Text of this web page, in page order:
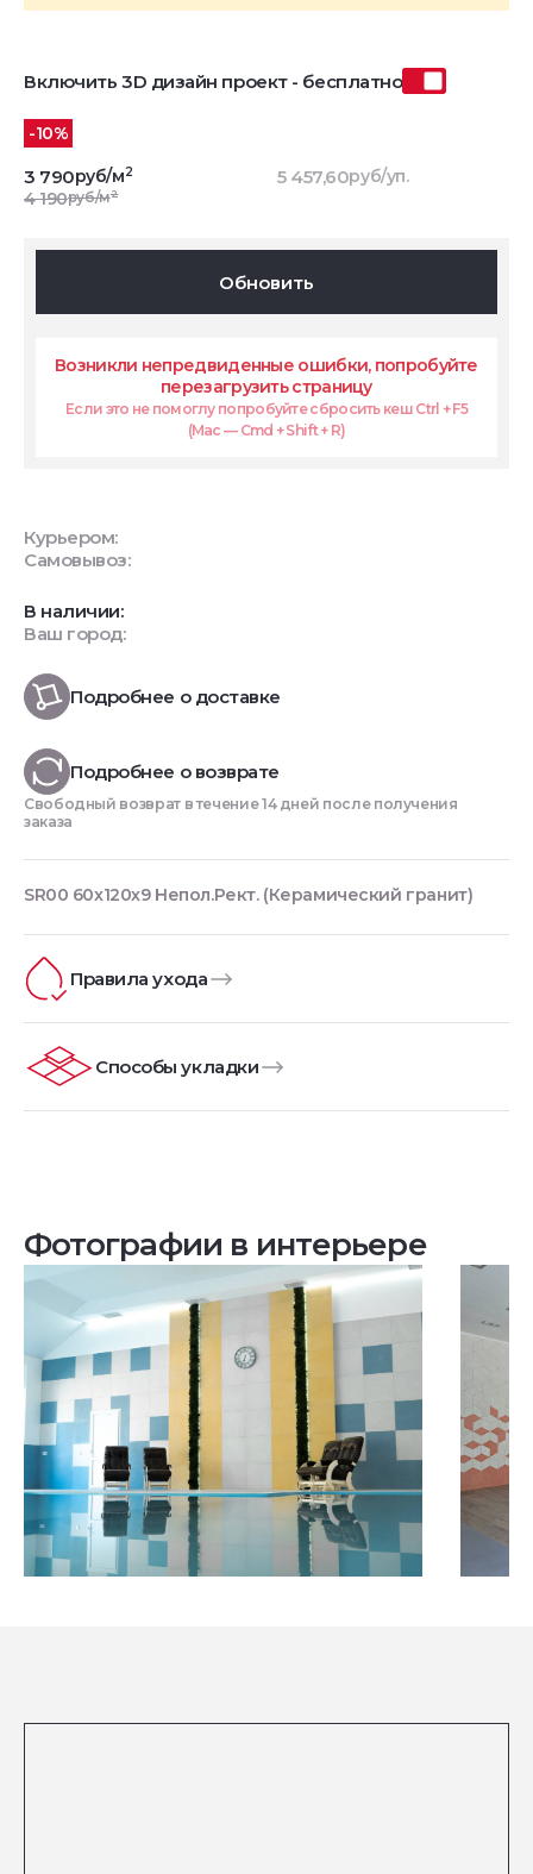
Включить 3D дизайн проект - бесплатно
-10%
3 790руб/м2
4 190руб/м2
5 457,60руб/уп.
Обновить
Возникли непредвиденные ошибки, попробуйте
перезагрузить страницу
Если это не помоглу попробуйте сбросить кеш Ctrl + F5
(Mac — Cmd + Shift + R)
Курьером:
Самовывоз:
В наличии:
Ваш город:
Подробнее о доставке
Подробнее о возврате
Свободный возврат в течение 14 дней после получения
заказа
SR00 60x120х9 Непол.Рект. (Керамический гранит)
Правила ухода
Способы укладки
Фотографии в интерьере
Посмотреть все проекты